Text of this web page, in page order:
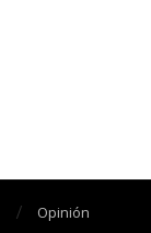
Opinión